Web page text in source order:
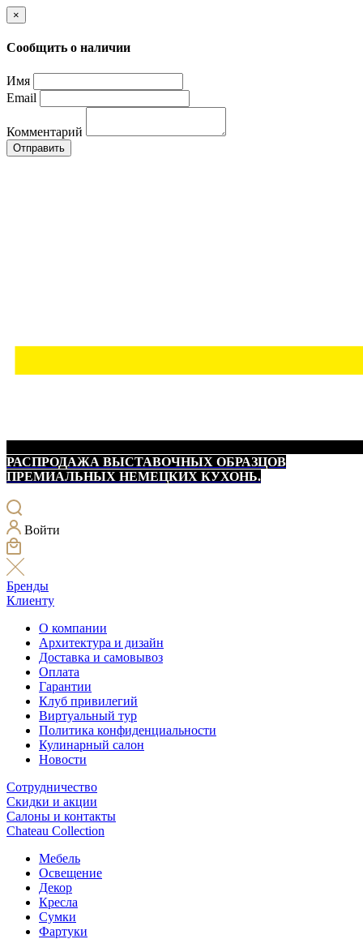
×
Сообщить о наличии
Имя
Email
Комментарий
Отправить
РАСПРОДАЖА ВЫСТАВОЧНЫХ ОБРАЗЦОВ
ПРЕМИАЛЬНЫХ НЕМЕЦКИХ КУХОНЬ.
Войти
Бренды
Клиенту
О компании
Архитектура и дизайн
Доставка и самовывоз
Оплата
Гарантии
Клуб привилегий
Виртуальный тур
Политика конфиденциальности
Кулинарный салон
Новости
Сотрудничество
Скидки и акции
Салоны и контакты
Chateau Collection
Мебель
Освещение
Декор
Кресла
Сумки
Фартуки